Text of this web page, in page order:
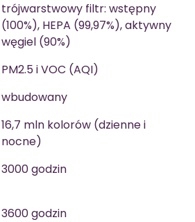
trójwarstwowy filtr: wstępny
(100%), HEPA (99,97%), aktywny
węgiel (90%)
PM2.5 i VOC (AQI)
wbudowany
16,7 mln kolorów (dzienne i
nocne)
3000 godzin
3600 godzin